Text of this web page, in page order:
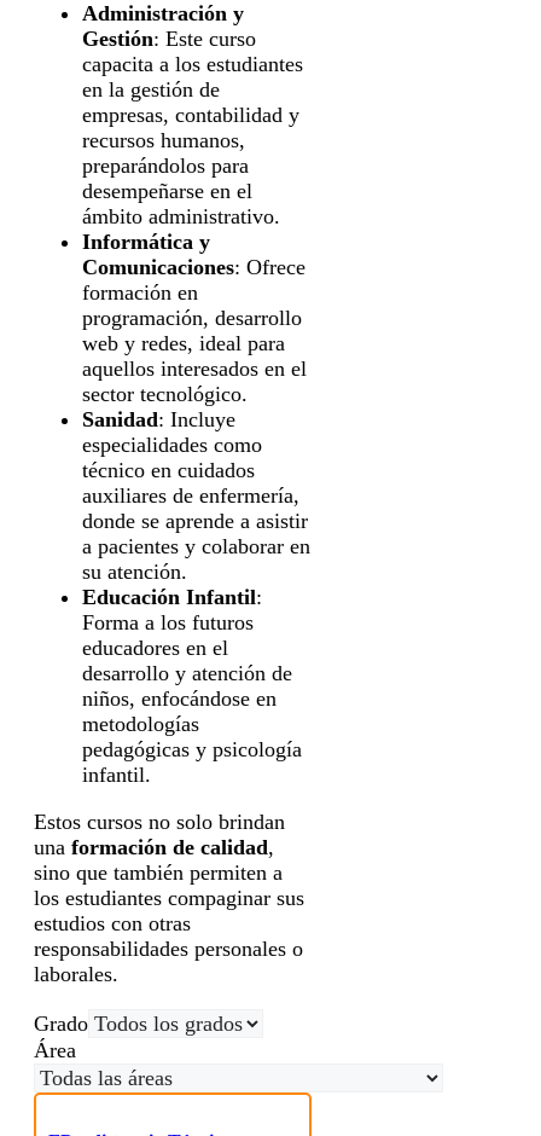
Administración y
Gestión: Este curso
capacita a los estudiantes
en la gestión de
empresas, contabilidad y
recursos humanos,
preparándolos para
desempeñarse en el
ámbito administrativo.
Informática y
Comunicaciones: Ofrece
formación en
programación, desarrollo
web y redes, ideal para
aquellos interesados en el
sector tecnológico.
Sanidad: Incluye
especialidades como
técnico en cuidados
auxiliares de enfermería,
donde se aprende a asistir
a pacientes y colaborar en
su atención.
Educación Infantil:
Forma a los futuros
educadores en el
desarrollo y atención de
niños, enfocándose en
metodologías
pedagógicas y psicología
infantil.
Estos cursos no solo brindan
una formación de calidad,
sino que también permiten a
los estudiantes compaginar sus
estudios con otras
responsabilidades personales o
laborales.
Grado
Área